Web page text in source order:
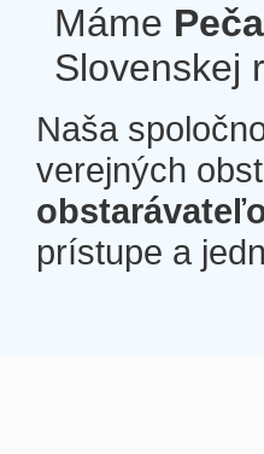
Máme
Slovenskej
Naša
verejných
prístupe a